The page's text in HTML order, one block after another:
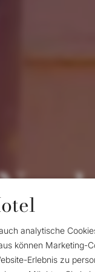
Ort, um
Dank der
analytische
können Marketing-
Erlebnis zu